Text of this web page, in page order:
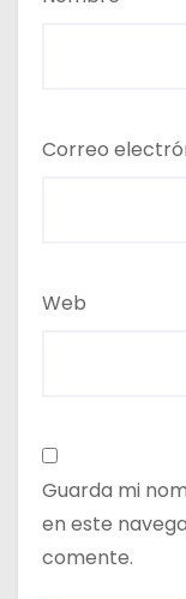
Correo
Web
Guarda mi
en este
comente.